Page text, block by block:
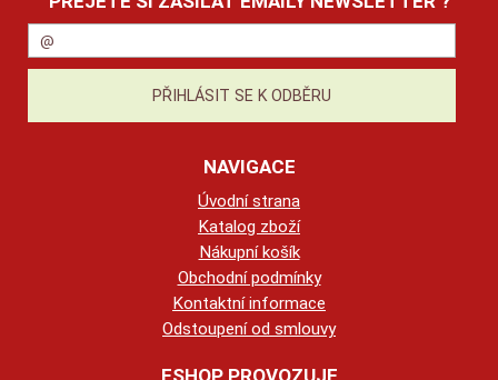
NAVIGACE
Úvodní strana
Katalog zboží
Nákupní košík
Obchodní podmínky
Kontaktní informace
Odstoupení od smlouvy